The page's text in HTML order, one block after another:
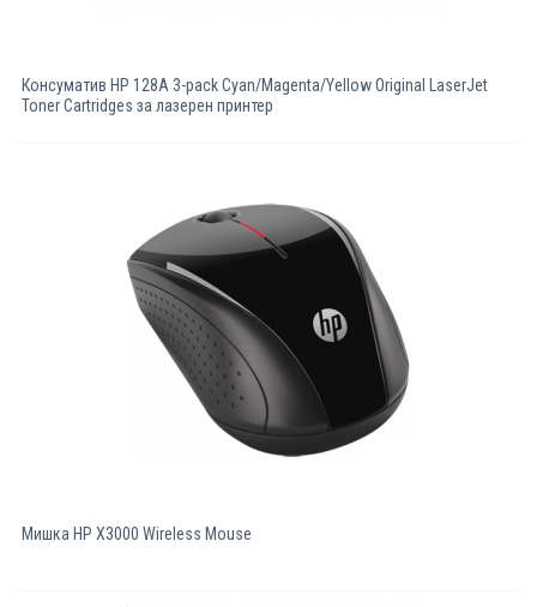
Консуматив HP 128A 3-pack Cyan/Magenta/Yellow Original LaserJet
Toner Cartridges за лазерен принтер
Мишка HP X3000 Wireless Mouse